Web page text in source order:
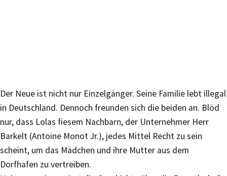
Der Neue ist nicht nur Einzelgänger. Seine Familie lebt illegal
in Deutschland. Dennoch freunden sich die beiden an. Blöd
nur, dass Lolas fiesem Nachbarn, der Unternehmer Herr
Barkelt (Antoine Monot Jr.), jedes Mittel Recht zu sein
scheint, um das Mädchen und ihre Mutter aus dem
Dorfhafen zu vertreiben.